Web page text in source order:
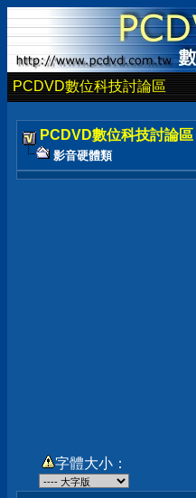
PCDVD數位科技討論區
PCDVD數位科技討論區
影音硬體類
字體大小：